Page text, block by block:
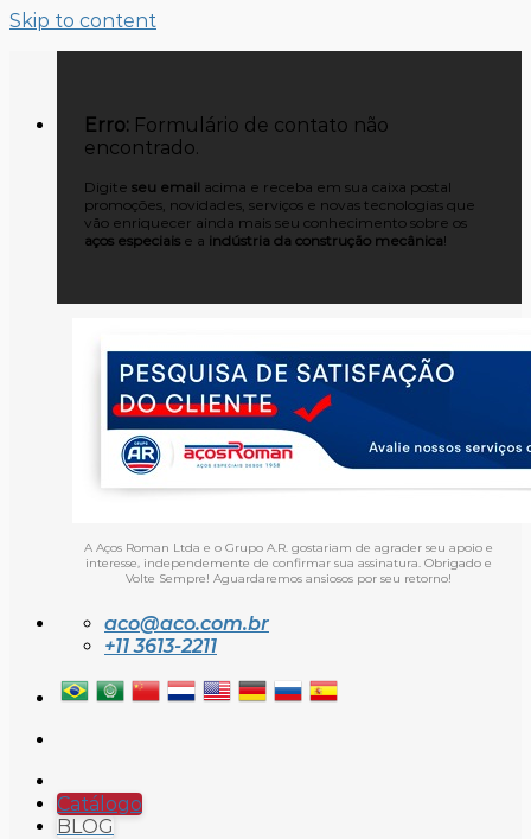
Skip to content
Erro: Formulário de contato não
encontrado.
Digite seu email acima e receba em sua caixa postal
promoções, novidades, serviços e novas tecnologias que
vão enriquecer ainda mais seu conhecimento sobre os
aços especiais e a indústria da construção mecânica!
A Aços Roman Ltda e o Grupo A.R. gostariam de agrader seu apoio e
interesse, independemente de confirmar sua assinatura. Obrigado e
Volte Sempre! Aguardaremos ansiosos por seu retorno!
aco@aco.com.br
+11 3613-2211
Catálogo
BLOG